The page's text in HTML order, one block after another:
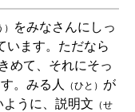
をみなさんにしっ
います。ただなら
めて、それにそっ
。みる人 （ひと） が
うに、説明文 （せ